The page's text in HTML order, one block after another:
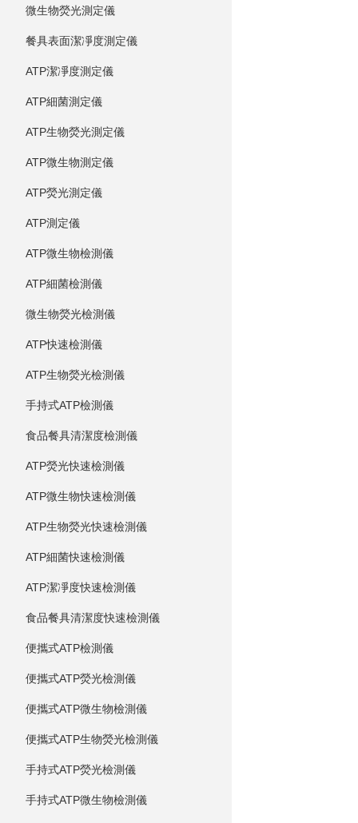
微生物熒光測定儀
餐具表面潔凈度測定儀
ATP潔凈度測定儀
ATP細菌測定儀
ATP生物熒光測定儀
ATP微生物測定儀
ATP熒光測定儀
ATP測定儀
ATP微生物檢測儀
ATP細菌檢測儀
微生物熒光檢測儀
ATP快速檢測儀
ATP生物熒光檢測儀
手持式ATP檢測儀
食品餐具清潔度檢測儀
ATP熒光快速檢測儀
ATP微生物快速檢測儀
ATP生物熒光快速檢測儀
ATP細菌快速檢測儀
ATP潔凈度快速檢測儀
食品餐具清潔度快速檢測儀
便攜式ATP檢測儀
便攜式ATP熒光檢測儀
便攜式ATP微生物檢測儀
便攜式ATP生物熒光檢測儀
手持式ATP熒光檢測儀
手持式ATP微生物檢測儀